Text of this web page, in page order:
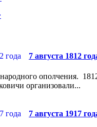
7 августа 1812
ополчения.
организовали...
7 августа 1917